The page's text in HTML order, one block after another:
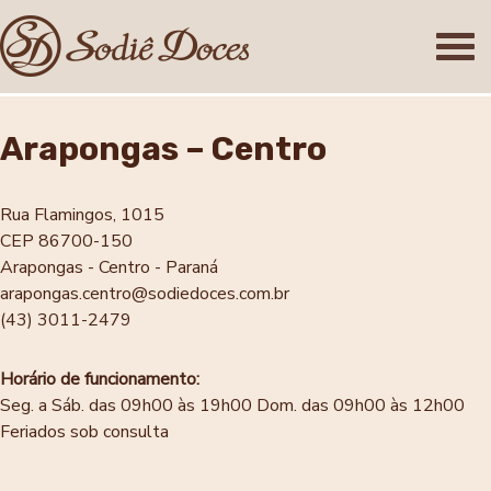
Arapongas – Centro
Rua Flamingos, 1015
CEP 86700-150
Arapongas - Centro - Paraná
arapongas.centro@sodiedoces.com.br
(43) 3011-2479
Horário de funcionamento:
Seg. a Sáb. das 09h00 às 19h00 Dom. das 09h00 às 12h00
Feriados sob consulta